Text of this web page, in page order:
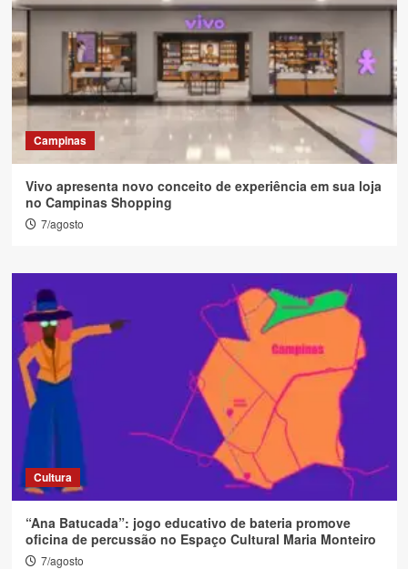
Campinas
Vivo apresenta novo conceito de experiência em sua loja
no Campinas Shopping
7/agosto
Cultura
“Ana Batucada”: jogo educativo de bateria promove
oficina de percussão no Espaço Cultural Maria Monteiro
7/agosto